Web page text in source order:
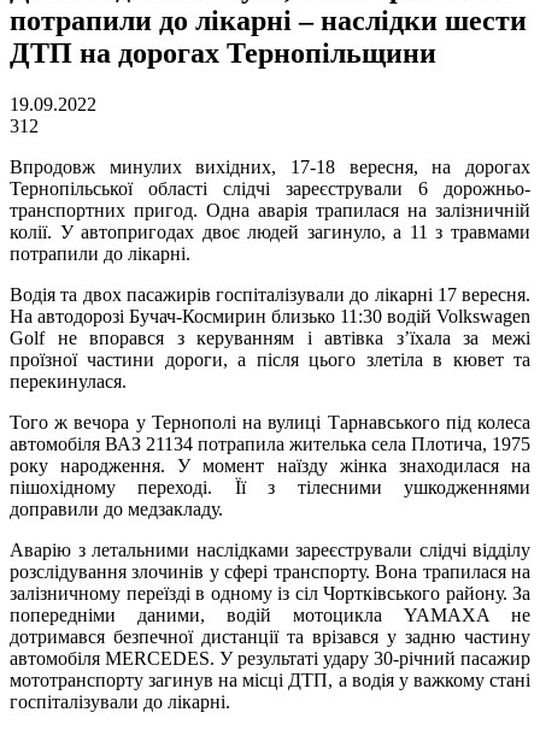
потрапили до лікарні – наслідки шести
ДТП на дорогах Тернопільщини
19.09.2022
312
Впродовж минулих вихідних, 17-18 вересня, на дорогах
Тернопільської області слідчі зареєстрували 6 дорожньо-
транспортних пригод. Одна аварія трапилася на залізничній
колії. У автопригодах двоє людей загинуло, а 11 з травмами
потрапили до лікарні.
Водія та двох пасажирів госпіталізували до лікарні 17 вересня.
На автодорозі Бучач-Космирин близько 11:30 водій Volkswagen
Golf не впорався з керуванням і автівка з’їхала за межі
проїзної частини дороги, а після цього злетіла в кювет та
перекинулася.
Того ж вечора у Тернополі на вулиці Тарнавського під колеса
автомобіля ВАЗ 21134 потрапила жителька села Плотича, 1975
року народження. У момент наїзду жінка знаходилася на
пішохідному переході. Її з тілесними ушкодженнями
доправили до медзакладу.
Аварію з летальними наслідками зареєстрували слідчі відділу
розслідування злочинів у сфері транспорту. Вона трапилася на
залізничному переїзді в одному із сіл Чортківського району. За
попередніми даними, водій мотоцикла YAMAXA не
дотримався безпечної дистанції та врізався у задню частину
автомобіля MERCEDES. У результаті удару 30-річний пасажир
мототранспорту загинув на місці ДТП, а водія у важкому стані
госпіталізували до лікарні.